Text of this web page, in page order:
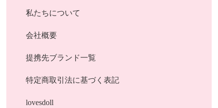
私たちについて
会社概要
提携先ブランド一覧
特定商取引法に基づく表記
lovesdoll